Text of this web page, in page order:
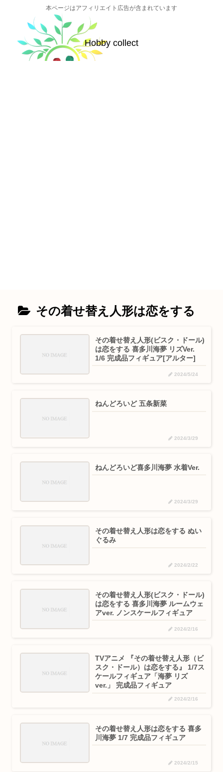
本ページはアフィリエイト広告が含まれています
Hobby collect
その着せ替え人形は恋をする
その着せ替え人形(ビスク・ドール)
は恋をする 喜多川海夢 リズVer.
1/6 完成品フィギュア[アルター]
2024/5/24
ねんどろいど 五条新菜
2024/3/29
ねんどろいど喜多川海夢 水着Ver.
2024/3/29
その着せ替え人形は恋をする ぬい
ぐるみ
2024/2/22
その着せ替え人形(ビスク・ドール)
は恋をする 喜多川海夢 ルームウェ
アver. ノンスケールフィギュア
2024/2/16
TVアニメ 『その着せ替え人形（ビ
スク・ドール）は恋をする』 1/7ス
ケールフィギュア「海夢 リズ
ver.」 完成品フィギュア
2024/2/16
その着せ替え人形は恋をする 喜多
川海夢 1/7 完成品フィギュア
2024/2/15